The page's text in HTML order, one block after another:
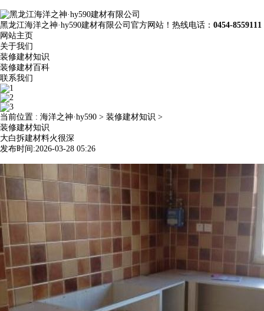
黑龙江海洋之神·hy590建材有限公司官方网站！热线电话： 0454-8559111
网站主页
关于我们
装修建材知识
装修建材百科
联系我们
当前位置 : 海洋之神·hy590 > 装修建材知识 >
装修建材知识
大白拆建材料火很深
发布时间:2026-03-28 05:26